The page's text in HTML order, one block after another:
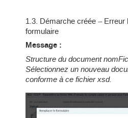
1.3. Démarche créée –
formulaire
Message :
Structure du document
Sélectionnez un nouveau
conforme à ce fichier xsd.